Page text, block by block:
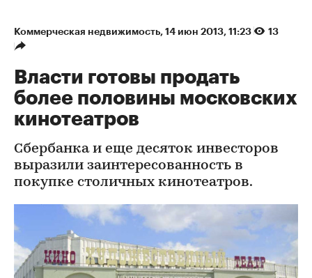
Коммерческая недвижимость⁠, 14 июн 2013, 11:23 13
Власти готовы продать
более половины московских
кинотеатров
Сбербанка и еще десяток инвесторов
выразили заинтересованность в
покупке столичных кинотеатров.